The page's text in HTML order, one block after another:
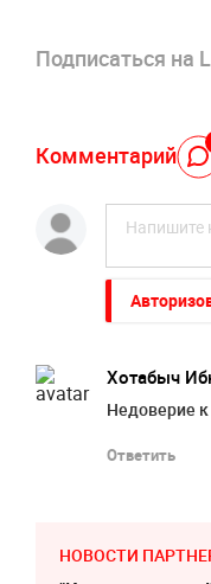
Подписаться на
Комментарий
Хотабыч
Недоверие
Ответить
НОВОСТИ